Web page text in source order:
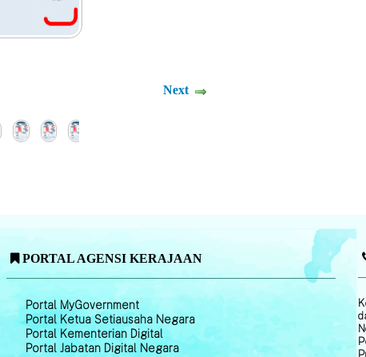
Next
PORTAL AGENSI KERAJAAN
Portal MyGovernment
Portal Ketua Setiausaha Negara
Portal Kementerian Digital
Portal Jabatan Digital Negara